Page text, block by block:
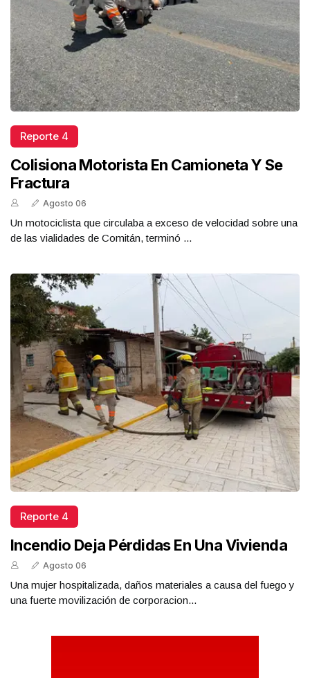
Reporte 4
Colisiona Motorista En Camioneta Y Se
Fractura
Agosto 06
Un motociclista que circulaba a exceso de velocidad sobre una
de las vialidades de Comitán, terminó ...
Reporte 4
Incendio Deja Pérdidas En Una Vivienda
Agosto 06
Una mujer hospitalizada, daños materiales a causa del fuego y
una fuerte movilización de corporacion...